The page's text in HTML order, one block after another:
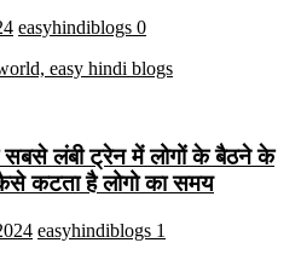
easyhindiblogs 0
लंबी ट्रेन में लोगों के बैठने के
कटता है लोगो का समय
easyhindiblogs 1